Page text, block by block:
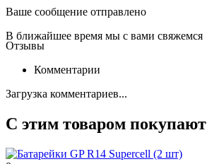
Ваше сообщение отправлено
В ближайшее время мы с вами свяжемся
Отзывы
Комментарии
Загрузка комментариев...
С этим товаром покупают